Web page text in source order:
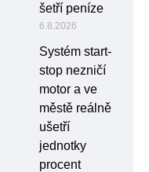
šetří peníze
6.8.2026
Systém start-
stop nezničí
motor a ve
městě reálně
ušetří
jednotky
procent